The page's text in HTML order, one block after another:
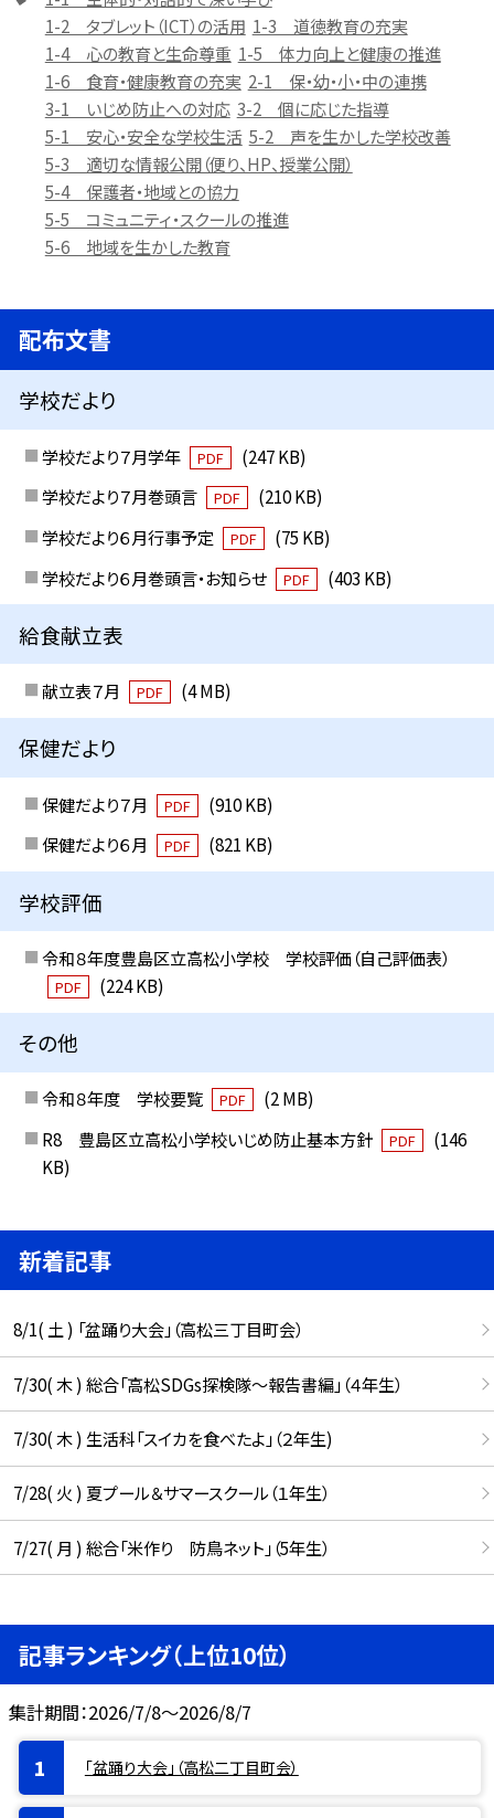
1-2 タブレット（ICT）の活用 1-3 道徳教育の充実
1-4 心の教育と生命尊重 1-5 体力向上と健康の推進
1-6 食育・健康教育の充実 2-1 保・幼・小・中の連携
3-1 いじめ防止への対応 3-2 個に応じた指導
5-1 安心・安全な学校生活 5-2 声を生かした学校改善
5-3 適切な情報公開（便り、HP、授業公開）
5-4 保護者・地域との協力
5-5 コミュニティ・スクールの推進
5-6 地域を生かした教育
配布文書
学校だより
学校だより７月学年 PDF
(247 KB)
学校だより７月巻頭言
PDF
(210 KB)
学校だより６月行事予定
PDF
(75 KB)
学校だより６月巻頭言・お知らせ
PDF (403 KB)
給食献立表
献立表７月 PDF (4 MB)
保健だより
保健だより７月 PDF
(910 KB)
保健だより６月
PDF (821 KB)
学校評価
令和８年度豊島区立高松小学校 学校評価（自己評価表）
PDF (224 KB)
その他
令和８年度 学校要覧 PDF
(2 MB)
R8 豊島区立高松小学校いじめ防止基本方針
PDF
(146
KB)
新着記事
8/1( 土 ) 「盆踊り大会」（高松三丁目町会）
7/30( 木 ) 総合「高松SDGs探検隊〜報告書編」（４年生）
7/30( 木 ) 生活科「スイカを食べたよ」（２年生)
7/28( 火 ) 夏プール＆サマースクール（１年生）
7/27( 月 ) 総合「米作り 防鳥ネット」（5年生）
記事ランキング（上位10位）
集計期間：2026/7/8～2026/8/7
「盆踊り大会」（高松二丁目町会）